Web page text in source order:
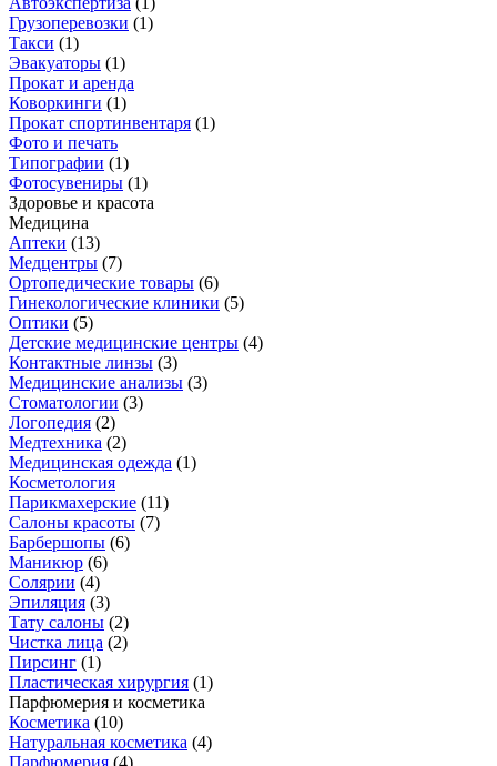
Грузоперевозки (1)
Такси (1)
Эвакуаторы (1)
Прокат и аренда
Коворкинги (1)
Прокат спортинвентаря (1)
Фото и печать
Типографии (1)
Фотосувениры (1)
Здоровье и красота
Медицина
Аптеки (13)
Медцентры (7)
Ортопедические товары (6)
Гинекологические клиники (5)
Оптики (5)
Детские медицинские центры (4)
Контактные линзы (3)
Медицинские анализы (3)
Стоматологии (3)
Логопедия (2)
Медтехника (2)
Медицинская одежда (1)
Косметология
Парикмахерские (11)
Салоны красоты (7)
Барбершопы (6)
Маникюр (6)
Солярии (4)
Эпиляция (3)
Тату салоны (2)
Чистка лица (2)
Пирсинг (1)
Пластическая хирургия (1)
Парфюмерия и косметика
Косметика (10)
Натуральная косметика (4)